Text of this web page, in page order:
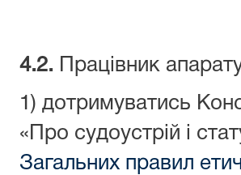
4.2. Працівник
1) дотримуватись
«Про судоустрій і
Загальних правил